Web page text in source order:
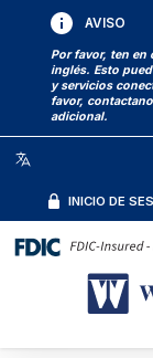
AVISO
Por favor, ten en
inglés. Esto
y servicios
favor,
adicional.
INICIO DE